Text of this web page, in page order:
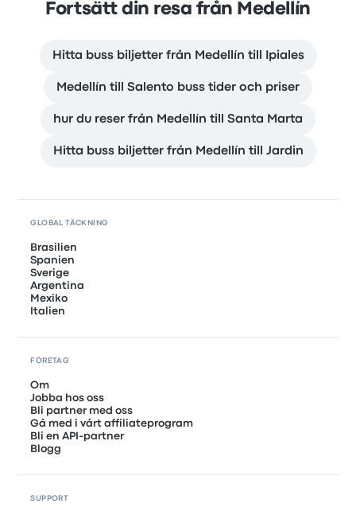
Fortsätt din resa från Medellín
Hitta buss biljetter från Medellín till Ipiales
Medellín till Salento buss tider och priser
hur du reser från Medellín till Santa Marta
Hitta buss biljetter från Medellín till Jardin
GLOBAL TÄCKNING
Brasilien
Spanien
Sverige
Argentina
Mexiko
Italien
FÖRETAG
Om
Jobba hos oss
Bli partner med oss
Gå med i vårt affiliateprogram
Bli en API-partner
Blogg
SUPPORT